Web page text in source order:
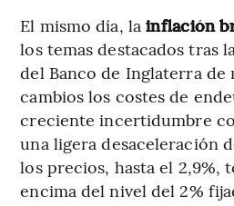
El mismo día, lainflación
los temas destacados tras
del Banco de Inglaterra de
cambios los costes de
creciente incertidumbre
una ligera desaceleración
los precios, hasta el 2,9%,
encima del nivel del 2%